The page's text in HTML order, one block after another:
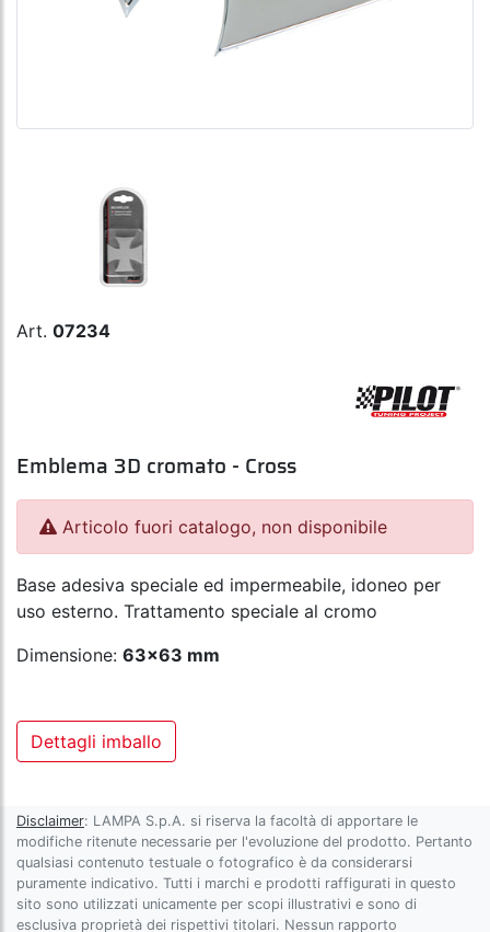
Art. 07234
Emblema 3D cromato - Cross
Articolo fuori catalogo, non disponibile
Base adesiva speciale ed impermeabile, idoneo per
uso esterno. Trattamento speciale al cromo
Dimensione: 63x63 mm
Dettagli imballo
Disclaimer: LAMPA S.p.A. si riserva la facoltà di apportare le
modifiche ritenute necessarie per l'evoluzione del prodotto. Pertanto
qualsiasi contenuto testuale o fotografico è da considerarsi
puramente indicativo. Tutti i marchi e prodotti raffigurati in questo
sito sono utilizzati unicamente per scopi illustrativi e sono di
esclusiva proprietà dei rispettivi titolari. Nessun rapporto